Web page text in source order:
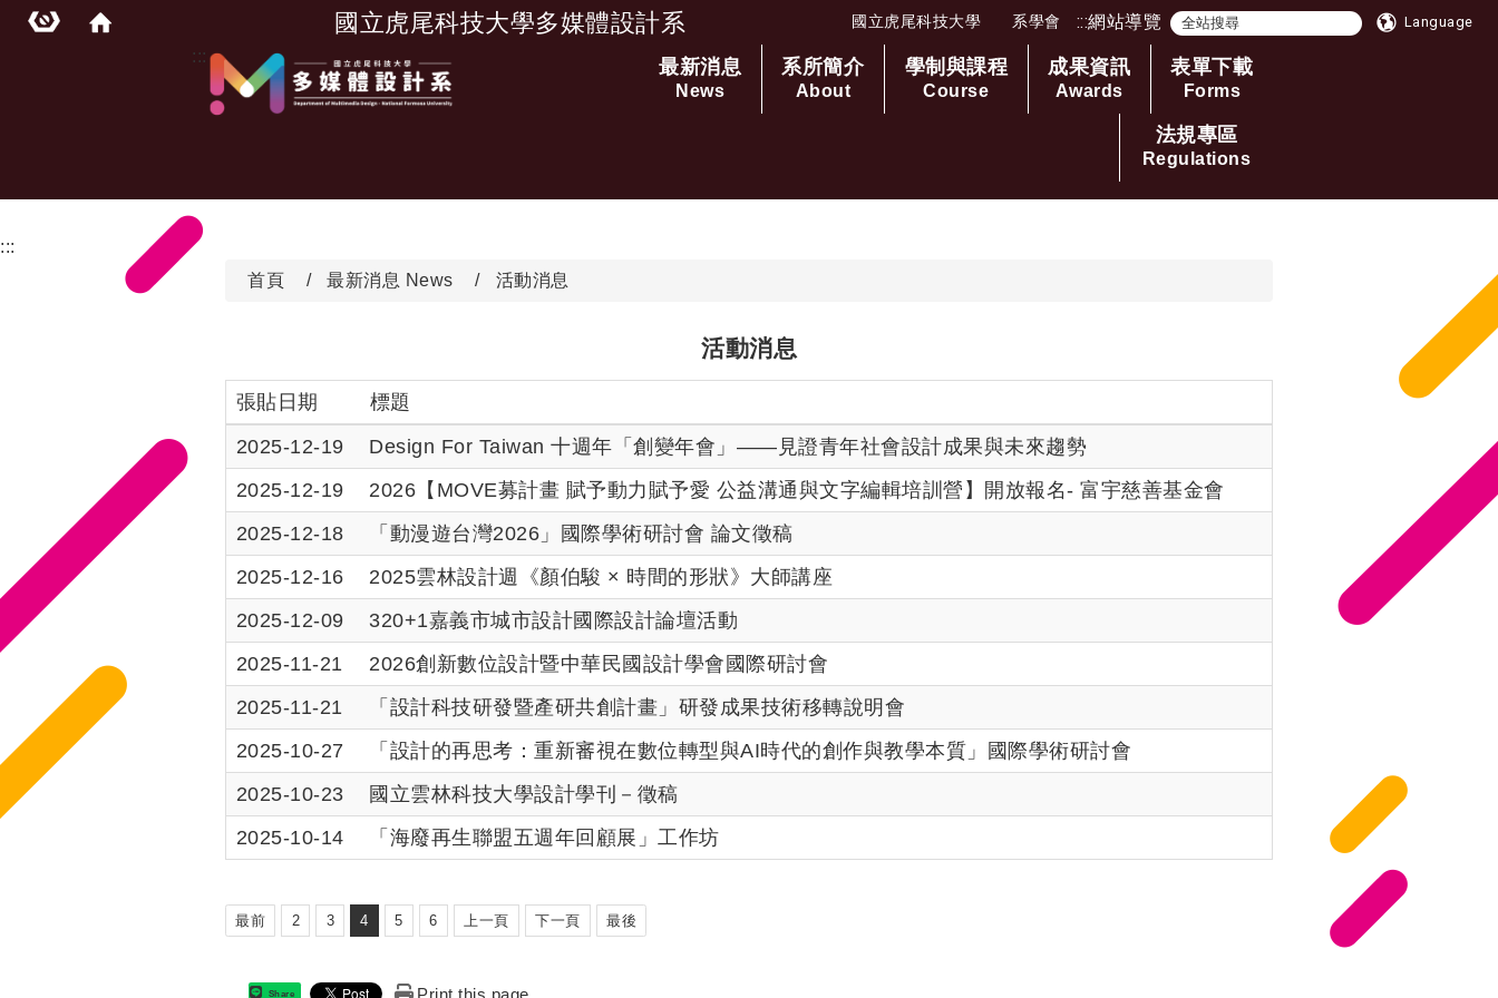
國立虎尾科技大學多媒體設計系 國立虎尾科技大學 系學會 :::網站導覽 Language
跳到主要內容
::: 最新消息
News
系所簡介
About
學制與課程
Course
成果資訊
Awards
表單下載
Forms
法規專區
Regulations
:::
首頁
最新消息 News 活動消息
活動消息
張貼日期
標題
2025-12-19
Design For Taiwan 十週年「創變年會」——見證青年社會設計成果與未來趨勢
2025-12-19
2026【MOVE募計畫 賦予動力賦予愛 公益溝通與文字編輯培訓營】開放報名- 富宇慈善基金會
2025-12-18
「動漫遊台灣2026」國際學術研討會 論文徵稿
2025-12-16
2025雲林設計週《顏伯駿 × 時間的形狀》大師講座
2025-12-09
320+1嘉義市城市設計國際設計論壇活動
2025-11-21
2026創新數位設計暨中華民國設計學會國際研討會
2025-11-21
「設計科技研發暨產研共創計畫」研發成果技術移轉說明會
2025-10-27
「設計的再思考：重新審視在數位轉型與AI時代的創作與教學本質」國際學術研討會
2025-10-23
國立雲林科技大學設計學刊－徵稿
2025-10-14
「海廢再生聯盟五週年回顧展」工作坊
最前 2 3 4 5 6 上一頁 下一頁 最後
Share